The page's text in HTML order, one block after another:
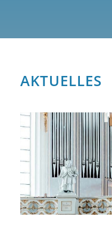
AKTUELLES